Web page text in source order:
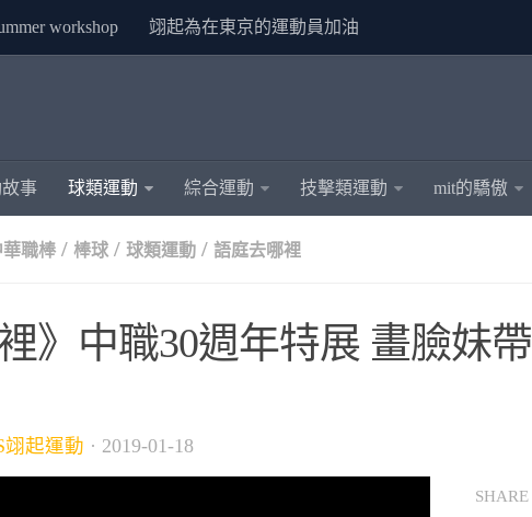
workshop 翊起為在東京的運動員加油
事 球類運動 綜合運動 技擊類運動 mit的驕傲
華職棒 / 棒球 / 球類運動 / 語庭去哪裡
》中職30週年特展 畫臉妹帶
翊起運動 · 2019-01-18
SHARE